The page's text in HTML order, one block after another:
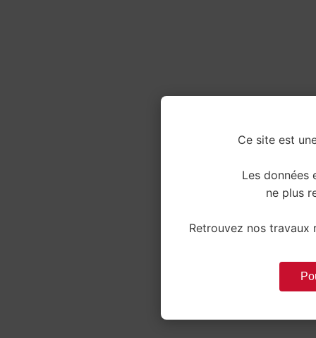
Ce site est
Les données
ne plus
Retrouvez nos